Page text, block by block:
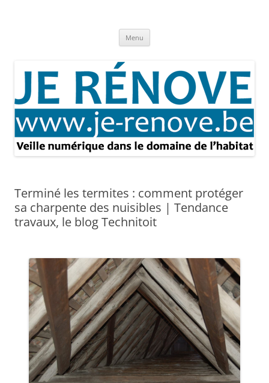
Menu
Terminé les termites : comment protéger
sa charpente des nuisibles | Tendance
travaux, le blog Technitoit